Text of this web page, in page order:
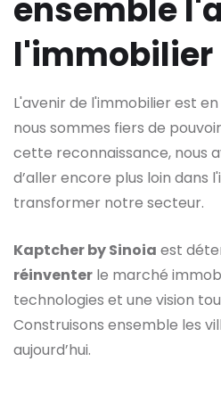
ensemble
l'immobilier
L'avenir de l'immobilier est
nous sommes fiers de
cette reconnaissance, nous
d’aller encore plus loin dans
transformer notre secteur.
Kaptcher by Sinoia est
réinventer le marché
technologies et une vision
Construisons ensemble les
aujourd’hui.